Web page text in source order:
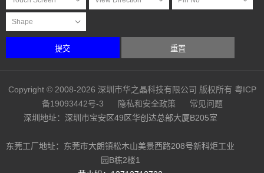
提交 重置
Copyright © 2008-2026 深圳市华之晶科技有限公司 版权所有 粤ICP
备19093442号-3
隐私和安全政策
常见问题
深圳地址：深圳市宝安区49区华创达总部大厦B205室
东莞工厂地址：东莞市大朗镇松木山美景西路208号新科炬工业
园B栋2楼1